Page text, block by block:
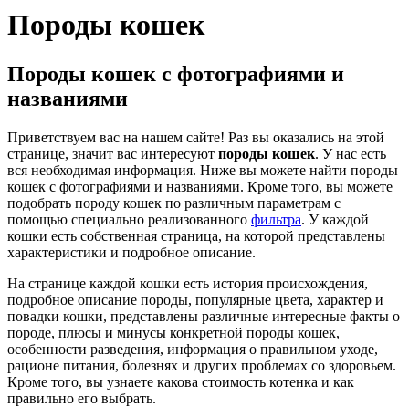
Породы кошек
Породы кошек с фотографиями и
названиями
Приветствуем вас на нашем сайте! Раз вы оказались на этой
странице, значит вас интересуют породы кошек. У нас есть
вся необходимая информация. Ниже вы можете найти породы
кошек с фотографиями и названиями. Кроме того, вы можете
подобрать породу кошек по различным параметрам с
помощью специально реализованного фильтра. У каждой
кошки есть собственная страница, на которой представлены
характеристики и подробное описание.
На странице каждой кошки есть история происхождения,
подробное описание породы, популярные цвета, характер и
повадки кошки, представлены различные интересные факты о
породе, плюсы и минусы конкретной породы кошек,
особенности разведения, информация о правильном уходе,
рационе питания, болезнях и других проблемах со здоровьем.
Кроме того, вы узнаете какова стоимость котенка и как
правильно его выбрать.